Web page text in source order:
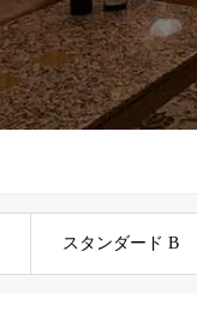
スタンダード B